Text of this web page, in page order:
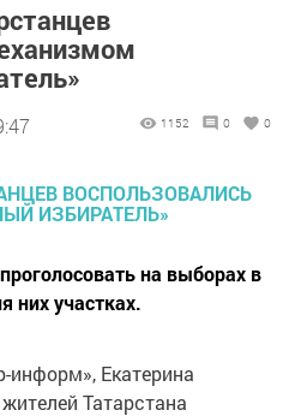
1152 0 0
на выборах в
них участках.
информ», Екатерина
Татарстана